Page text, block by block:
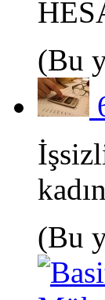
(Bu
(Bu